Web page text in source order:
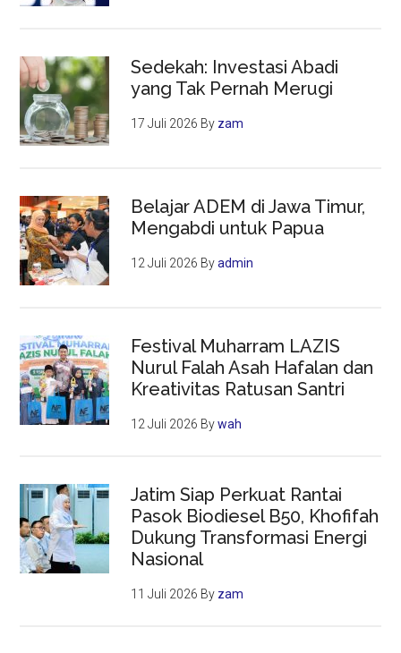
Sedekah: Investasi Abadi
yang Tak Pernah Merugi
17 Juli 2026 By zam
Belajar ADEM di Jawa Timur,
Mengabdi untuk Papua
12 Juli 2026 Byadmin
Festival Muharram LAZIS
Nurul Falah Asah Hafalan dan
Kreativitas Ratusan Santri
12 Juli 2026 Bywah
Jatim Siap Perkuat Rantai
Pasok Biodiesel B50, Khofifah
Dukung Transformasi Energi
Nasional
11 Juli 2026 By zam